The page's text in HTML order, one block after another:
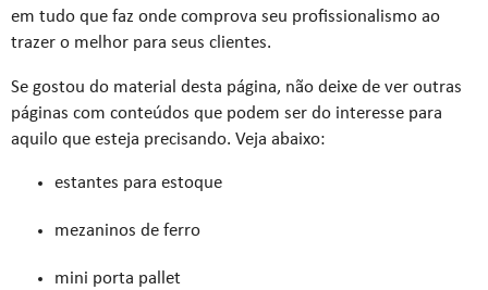
em tudo que faz onde comprova seu profissionalismo ao
trazer o melhor para seus clientes.
Se gostou do material desta página, não deixe de ver outras
páginas com conteúdos que podem ser do interesse para
aquilo que esteja precisando. Veja abaixo:
estantes para estoque
mezaninos de ferro
mini porta pallet